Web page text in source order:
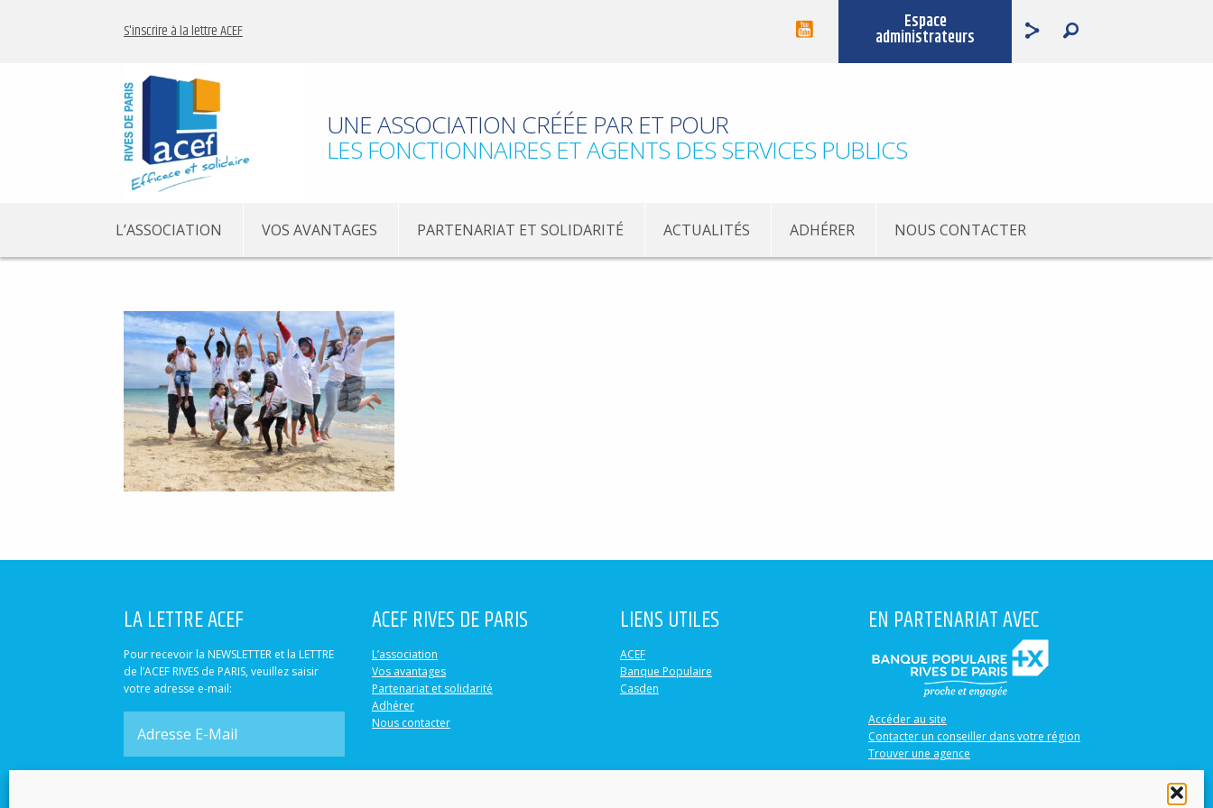
S'inscrire à la lettre ACEF Espace
administrateurs
UNE ASSOCIATION CRÉÉE PAR ET POUR
LES FONCTIONNAIRES ET AGENTS DES SERVICES PUBLICS
L’ASSOCIATION VOS AVANTAGES PARTENARIAT ET SOLIDARITÉ ACTUALITÉS ADHÉRER NOUS CONTACTER
LA LETTRE ACEF
Pour recevoir la NEWSLETTER et la LETTRE
de l’ACEF RIVES de PARIS, veuillez saisir
votre adresse e-mail:
ACEF RIVES DE PARIS
L’association
Vos avantages
Partenariat et solidarité
Adhérer
Nous contacter
LIENS UTILES
ACEF
Banque Populaire
Casden
EN PARTENARIAT AVEC
Accéder au site
Contacter un conseiller dans votre région
Trouver une agence